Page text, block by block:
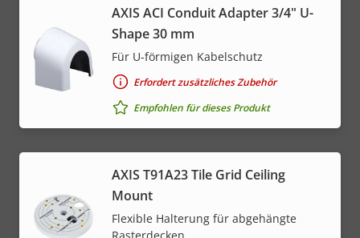
AXIS ACI Conduit Adapter 3/4" U-
Shape 30 mm
Für U-förmigen Kabelschutz
Erfordert zusätzliches Zubehör
Empfohlen für dieses Produkt
AXIS T91A23 Tile Grid Ceiling
Mount
Flexible Halterung für abgehängte